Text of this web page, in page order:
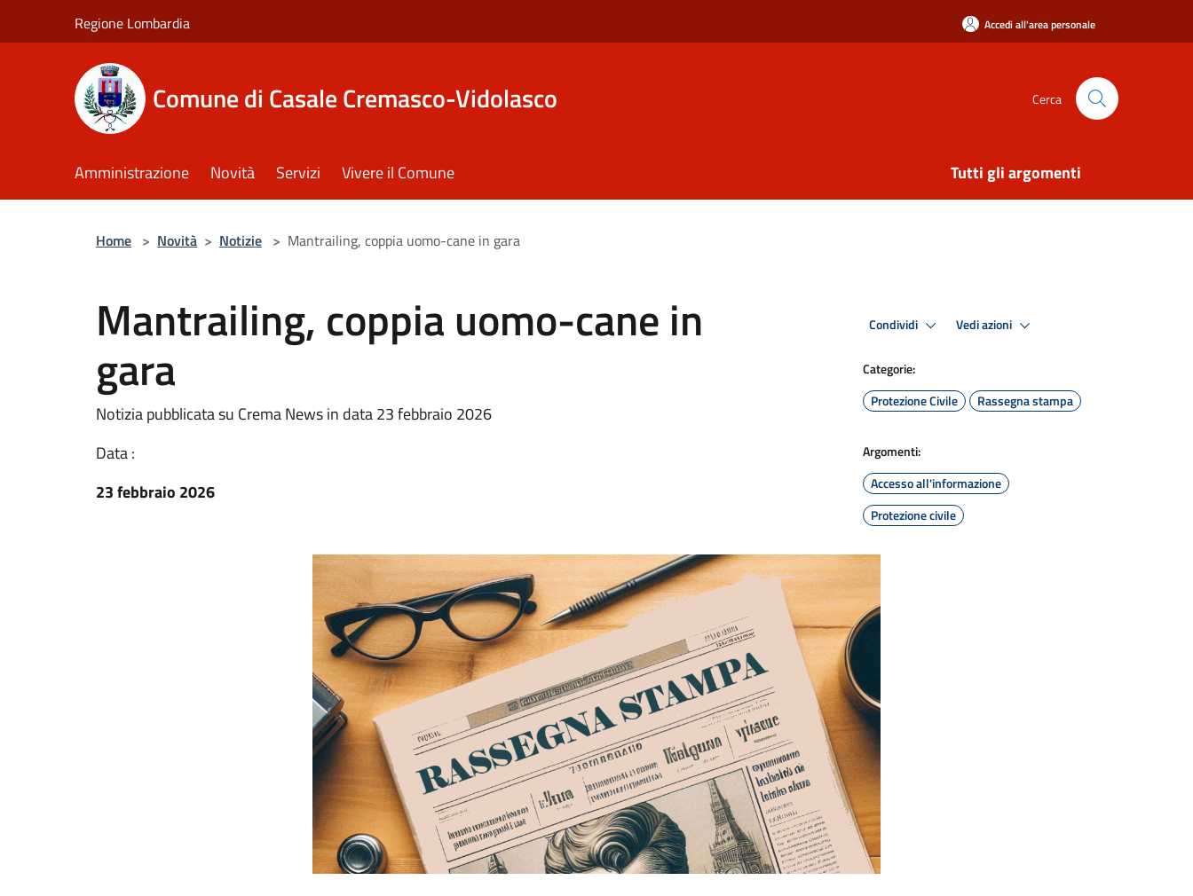
Regione Lombardia Accedi all'area personale
Comune di Casale Cremasco-Vidolasco Cerca
Amministrazione Novità Servizi Vivere il Comune Tutti gli argomenti
Home > Novità > Notizie > Mantrailing, coppia uomo-cane in gara
Mantrailing, coppia uomo-cane in
gara
Notizia pubblicata su Crema News in data 23 febbraio 2026
Data :
23 febbraio 2026
Condividi Vedi azioni
Categorie:
Protezione Civile
Rassegna stampa
Argomenti:
Accesso all'informazione
Protezione civile